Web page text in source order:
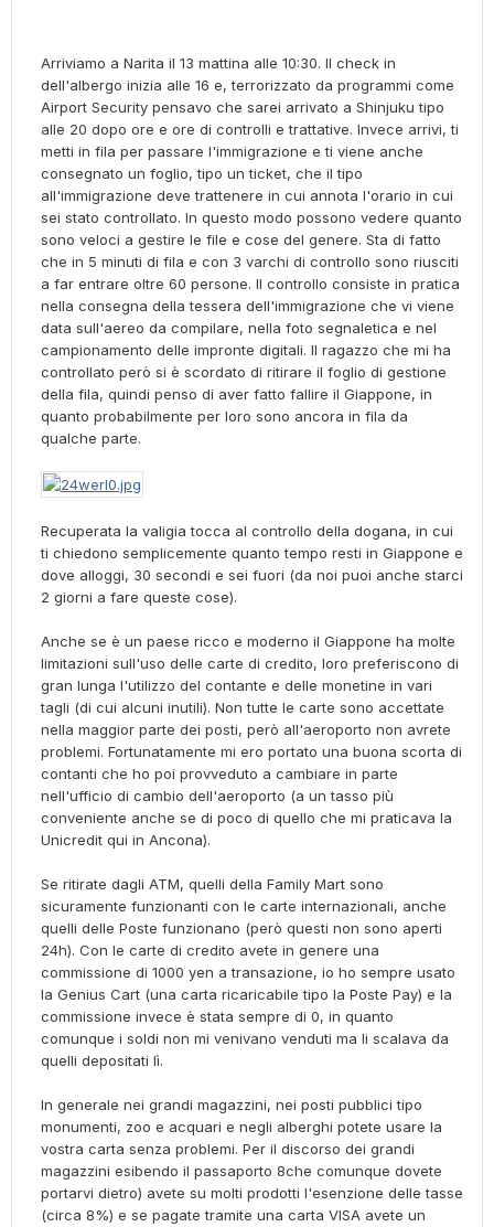
Arriviamo a Narita il 13 mattina alle 10:30. Il check in
dell'albergo inizia alle 16 e, terrorizzato da programmi come
Airport Security pensavo che sarei arrivato a Shinjuku tipo
alle 20 dopo ore e ore di controlli e trattative. Invece arrivi, ti
metti in fila per passare l'immigrazione e ti viene anche
consegnato un foglio, tipo un ticket, che il tipo
all'immigrazione deve trattenere in cui annota l'orario in cui
sei stato controllato. In questo modo possono vedere quanto
sono veloci a gestire le file e cose del genere. Sta di fatto
che in 5 minuti di fila e con 3 varchi di controllo sono riusciti
a far entrare oltre 60 persone. Il controllo consiste in pratica
nella consegna della tessera dell'immigrazione che vi viene
data sull'aereo da compilare, nella foto segnaletica e nel
campionamento delle impronte digitali. Il ragazzo che mi ha
controllato però si è scordato di ritirare il foglio di gestione
della fila, quindi penso di aver fatto fallire il Giappone, in
quanto probabilmente per loro sono ancora in fila da
qualche parte.
Recuperata la valigia tocca al controllo della dogana, in cui
ti chiedono semplicemente quanto tempo resti in Giappone e
dove alloggi, 30 secondi e sei fuori (da noi puoi anche starci
2 giorni a fare queste cose).
Anche se è un paese ricco e moderno il Giappone ha molte
limitazioni sull'uso delle carte di credito, loro preferiscono di
gran lunga l'utilizzo del contante e delle monetine in vari
tagli (di cui alcuni inutili). Non tutte le carte sono accettate
nella maggior parte dei posti, però all'aeroporto non avrete
problemi. Fortunatamente mi ero portato una buona scorta di
contanti che ho poi provveduto a cambiare in parte
nell'ufficio di cambio dell'aeroporto (a un tasso più
conveniente anche se di poco di quello che mi praticava la
Unicredit qui in Ancona).
Se ritirate dagli ATM, quelli della Family Mart sono
sicuramente funzionanti con le carte internazionali, anche
quelli delle Poste funzionano (però questi non sono aperti
24h). Con le carte di credito avete in genere una
commissione di 1000 yen a transazione, io ho sempre usato
la Genius Cart (una carta ricaricabile tipo la Poste Pay) e la
commissione invece è stata sempre di 0, in quanto
comunque i soldi non mi venivano venduti ma li scalava da
quelli depositati lì.
In generale nei grandi magazzini, nei posti pubblici tipo
monumenti, zoo e acquari e negli alberghi potete usare la
vostra carta senza problemi. Per il discorso dei grandi
magazzini esibendo il passaporto 8che comunque dovete
portarvi dietro) avete su molti prodotti l'esenzione delle tasse
(circa 8%) e se pagate tramite una carta VISA avete un